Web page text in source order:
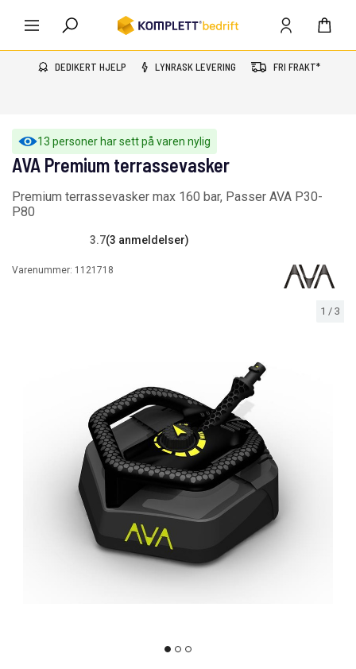
DEDIKERT HJELP LYNRASK LEVERING FRI FRAKT*
13 personer har sett på varen nylig
1 / 3
AVA Premium terrassevasker
Premium terrassevasker max 160 bar, Passer AVA P30-
P80
3.7(3 anmeldelser)
Varenummer: 1121718